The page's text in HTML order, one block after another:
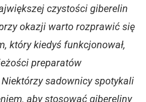
czystości giberelin
okazji warto rozprawić się
który kiedyś funkcjonował,
preparatów
sadownicy spotykali
aby stosować gibereliny